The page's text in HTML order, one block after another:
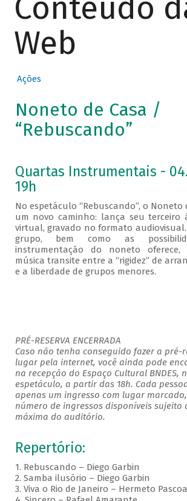
Conteúdo
Web
Ações
Noneto de Casa /
“Rebuscando”
Quartas Instrumentais -
19h
No espetáculo “Rebuscando”, o Noneto
um novo caminho: lança seu terceiro
virtual, gravado no formato
grupo, bem como as
instrumentação do noneto
música transite entre a “rigidez” de
e a liberdade de grupos menores.
PRÉ-RESERVA ENCERRADA
Caso não tenha conseguido fazer a pré-
lugar pela internet, você ainda pode
na recepção do Espaço Cultural BNDES,
espetáculo, a partir das 18h. Cada
apenas um ingresso com lugar
número de ingressos disponíveis sujeito
máxima do auditório.
Repertório:
1. Rebuscando – Diego Garbin
2. Samba ilusório – Diego Garbin
3. Viva o Rio de Janeiro – Hermeto